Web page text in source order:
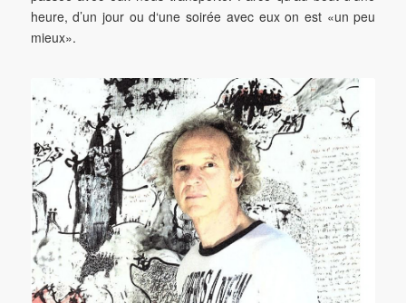
heure, d’un jour ou d‘une soirée avec eux on est «un peu
mieux».